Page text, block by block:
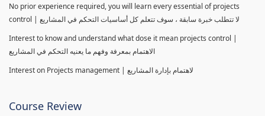
No prior experience required, you will learn every essential of projects
control | لا تتطلب خبرة سابقة ، سوف تتعلم كل أساسيات التحكم في المشاريع
Interest to know and understand what dose it mean projects control |
الاهتمام بمعرفة وفهم ما يعنيه التحكم في المشاريع
Interest on Projects management | لاهتمام بإدارة المشاريع
Course Review